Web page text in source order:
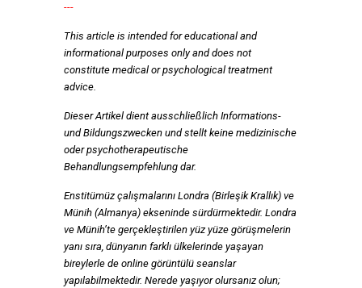
---
This article is intended for educational and
informational purposes only and does not
constitute medical or psychological treatment
advice.
Dieser Artikel dient ausschließlich Informations-
und Bildungszwecken und stellt keine medizinische
oder psychotherapeutische
Behandlungsempfehlung dar.
Enstitümüz çalışmalarını Londra (Birleşik Krallık) ve
Münih (Almanya) ekseninde sürdürmektedir. Londra
ve Münih’te gerçekleştirilen yüz yüze görüşmelerin
yanı sıra, dünyanın farklı ülkelerinde yaşayan
bireylerle de online görüntülü seanslar
yapılabilmektedir. Nerede yaşıyor olursanız olun;